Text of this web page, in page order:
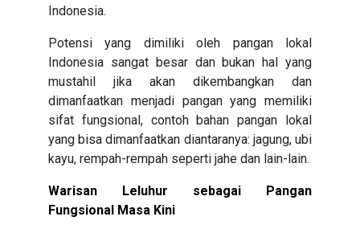
Indonesia.
Potensi yang dimiliki oleh pangan lokal
Indonesia sangat besar dan bukan hal yang
mustahil jika akan dikembangkan dan
dimanfaatkan menjadi pangan yang memiliki
sifat fungsional, contoh bahan pangan lokal
yang bisa dimanfaatkan diantaranya: jagung, ubi
kayu, rempah-rempah seperti jahe dan lain-lain.
Warisan Leluhur sebagai Pangan
Fungsional Masa Kini